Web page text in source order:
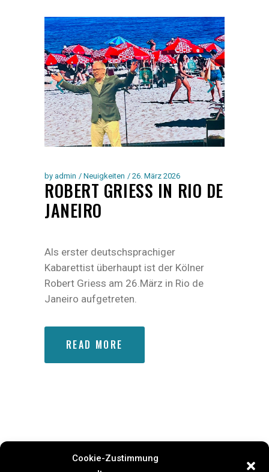
Cookie-Zustimmung
by admin Neuigkeiten 26. März 2026
ROBERT GRIESS IN RIO DE
JANEIRO
Als erster deutschsprachiger
Kabarettist überhaupt ist der Kölner
Robert Griess am 26.März in Rio de
Janeiro aufgetreten.
READ MORE